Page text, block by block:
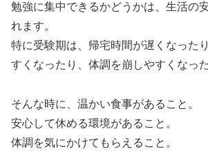
勉強に集中できるかどうかは、生活の
れます。
特に受験期は、帰宅時間が遅くなった
すくなったり、体調を崩しやすくなっ
そんな時に、温かい食事があること。
安心して休める環境があること。
体調を気にかけてもらえること。